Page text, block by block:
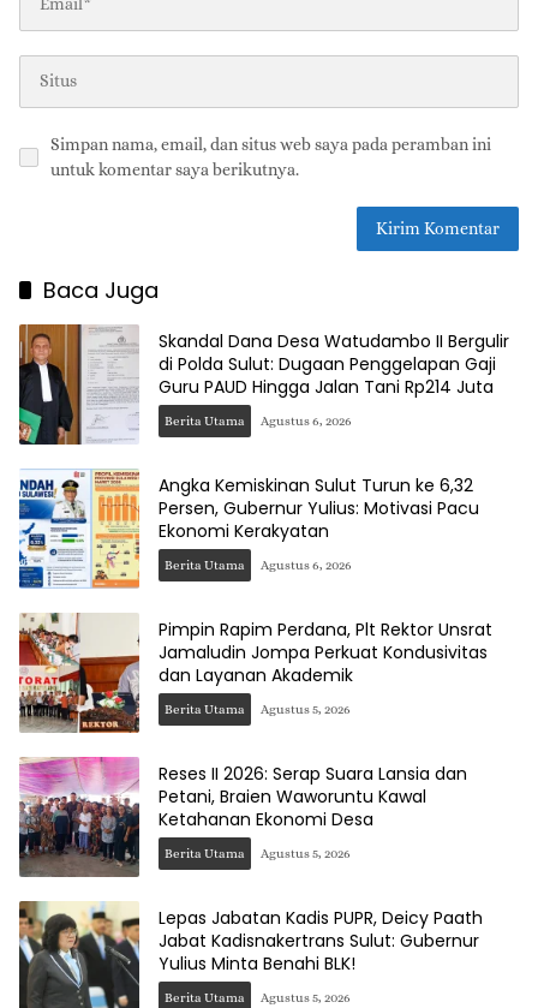
Simpan nama, email, dan situs web saya pada peramban ini
untuk komentar saya berikutnya.
Baca Juga
Skandal Dana Desa Watudambo II Bergulir
di Polda Sulut: Dugaan Penggelapan Gaji
Guru PAUD Hingga Jalan Tani Rp214 Juta
Berita Utama Agustus 6, 2026
Angka Kemiskinan Sulut Turun ke 6,32
Persen, Gubernur Yulius: Motivasi Pacu
Ekonomi Kerakyatan
Berita Utama Agustus 6, 2026
Pimpin Rapim Perdana, Plt Rektor Unsrat
Jamaludin Jompa Perkuat Kondusivitas
dan Layanan Akademik
Berita Utama Agustus 5, 2026
Reses II 2026: Serap Suara Lansia dan
Petani, Braien Waworuntu Kawal
Ketahanan Ekonomi Desa
Berita Utama Agustus 5, 2026
Lepas Jabatan Kadis PUPR, Deicy Paath
Jabat Kadisnakertrans Sulut: Gubernur
Yulius Minta Benahi BLK!
Berita Utama Agustus 5, 2026